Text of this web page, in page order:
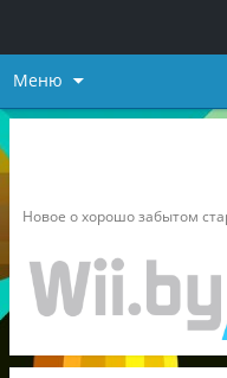
Меню
Новое о хорошо забытом